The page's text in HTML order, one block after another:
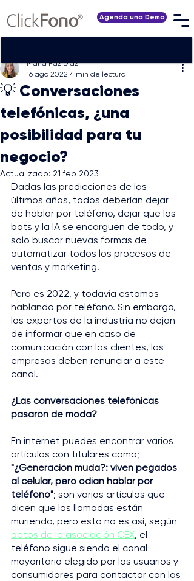
Agenda una Demo
💡 Conversaciones
telefónicas, ¿una
posibilidad para tu
negocio?
María Paz Díaz
16 ago 2022 4 min de lectura
Actualizado: 21 feb 2023
Dadas las predicciones de los
últimos años, todos deberían dejar
de hablar por teléfono, dejar que los
bots y la IA se encarguen de todo, y
solo buscar nuevas formas de
automatizar todos los procesos de
ventas y marketing.
Pero es 2022, y todavía estamos
hablando por teléfono. Sin embargo,
los expertos de la industria no dejan
de informar que en caso de
comunicación con los clientes, las
empresas deben renunciar a este
canal.
¿Las conversaciones telefónicas
pasaron de moda?
En internet puedes encontrar varios
artículos con titulares como;
"¿Generación muda?: viven pegados
al celular, pero odian hablar por
teléfono"; son varios artículos que
dicen que las llamadas están
muriendo, pero esto no es así, según
datos de la asociación CEX, el
teléfono sigue siendo el canal
mayoritario elegido por los usuarios y
consumidores para contactar con las